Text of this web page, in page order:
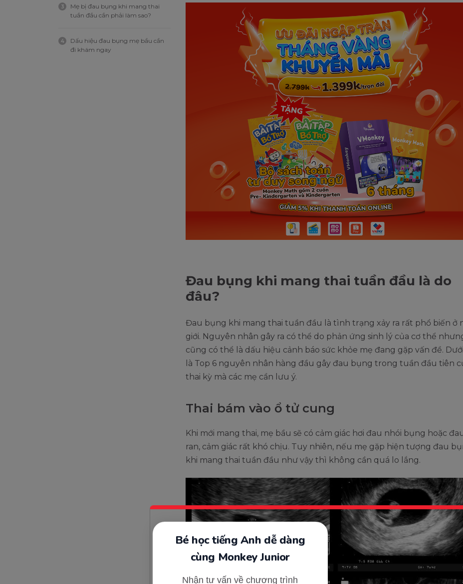
3
Mẹ bị đau bụng khi mang thai
tuần đầu cần phải làm sao?
4
Dấu hiệu đau bụng mẹ bầu cần
đi khám ngay
Đau bụng khi mang thai tuần đầu là do
đâu?
Đau bụng khi mang thai tuần đầu là tình trạng xảy ra rất phổ biến ở
giới. Nguyên nhân gây ra có thể do phản ứng sinh lý của cơ thể
cũng có thể là dấu hiệu cảnh báo sức khỏe mẹ đang gặp vấn đề.
là Top 6 nguyên nhân hàng đầu gây đau bụng trong tuần đầu tiên
thai kỳ mà các mẹ cần lưu ý.
Thai bám vào ổ tử cung
Khi mới mang thai, mẹ bầu sẽ có cảm giác hơi đau nhói bụng hoặc
ran, cảm giác rất khó chịu. Tuy nhiên, nếu mẹ gặp hiện tượng đau
khi mang thai tuần đầu như vậy thì không cần quá lo lắng.